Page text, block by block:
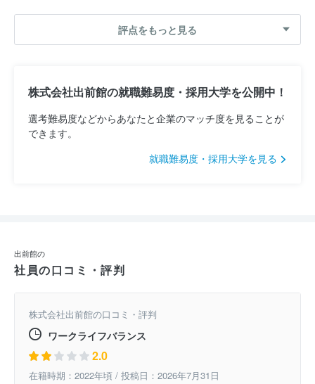
評点をもっと見る
株式会社出前館の就職難易度・採用大学を公開中！
選考難易度などからあなたと企業のマッチ度を見ることが
できます。
就職難易度・採用大学を見る
出前館の
社員の口コミ・評判
株式会社出前館の口コミ・評判
ワークライフバランス
2.0
在籍時期：2022年頃 / 投稿日：2026年7月31日